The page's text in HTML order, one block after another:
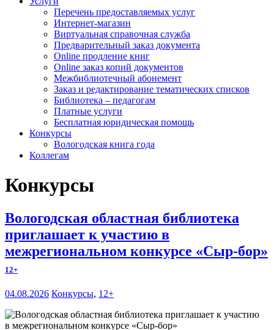
Перечень предоставляемых услуг
Интернет-магазин
Виртуальная справочная служба
Предварительный заказ документа
Online продление книг
Online заказ копий документов
Межбиблиотечный абонемент
Заказ и редактирование тематических списков
Библиотека – педагогам
Платные услуги
Бесплатная юридическая помощь
Конкурсы
Вологодская книга года
Коллегам
Конкурсы
Вологодская областная библиотека
приглашает к участию в
межрегиональном конкурсе «Сыр-бор»
12+
04.08.2026 Конкурсы, 12+